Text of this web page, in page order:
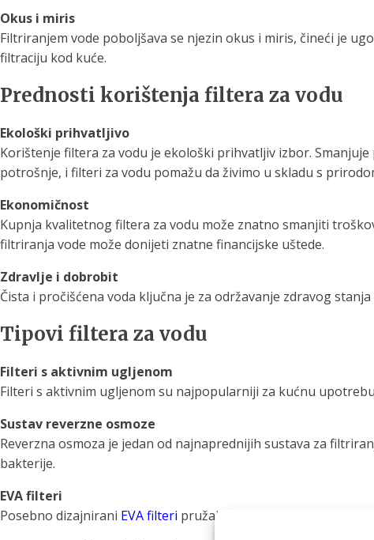
Okus i miris
Filtriranjem vode poboljšava se njezin okus i miris, čineći je
filtraciju kod kuće.
Prednosti korištenja filtera za vodu
Ekološki prihvatljivo
Korištenje filtera za vodu je ekološki prihvatljiv izbor.
potrošnje, i filteri za vodu pomažu da živimo u skladu s
Ekonomičnost
Kupnja kvalitetnog filtera za vodu može znatno smanjiti
filtriranja vode može donijeti znatne financijske uštede.
Zdravlje i dobrobit
Čista i pročišćena voda ključna je za održavanje zdravog
Tipovi filtera za vodu
Filteri s aktivnim ugljenom
Filteri s aktivnim ugljenom su najpopularniji za kućnu
Sustav reverzne osmoze
Reverzna osmoza je jedan od najnaprednijih sustava za
bakterije.
EVA filteri
Posebno dizajnirani EVA filteri pružaju visoku razinu filtracije,